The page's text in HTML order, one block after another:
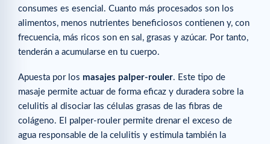
consumes es esencial. Cuanto más procesados son los
alimentos, menos nutrientes beneficiosos contienen y, con
frecuencia, más ricos son en sal, grasas y azúcar. Por tanto,
tenderán a acumularse en tu cuerpo.
Apuesta por los masajes palper-rouler. Este tipo de
masaje permite actuar de forma eficaz y duradera sobre la
celulitis al disociar las células grasas de las fibras de
colágeno. El palper-rouler permite drenar el exceso de
agua responsable de la celulitis y estimula también la